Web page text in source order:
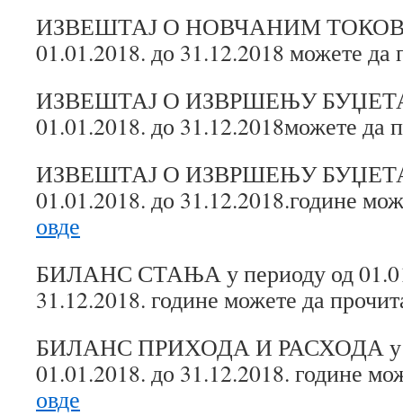
ИЗВЕШТАЈ О НОВЧАНИМ
01.01.2018. до 31.12.2018 можете да
ИЗВЕШТАЈ О ИЗВРШЕЊУ БУЏЕТА
01.01.2018. до 31.12.2018можете да
ИЗВЕШТАЈ О ИЗВРШЕЊУ БУЏЕТА
01.01.2018. до 31.12.2018.године
овде
БИЛАНС СТАЊА у периоду од
31.12.2018. године можете да
БИЛАНС ПРИХОДА И РАСХОДА у
01.01.2018. до 31.12.2018. године
овде